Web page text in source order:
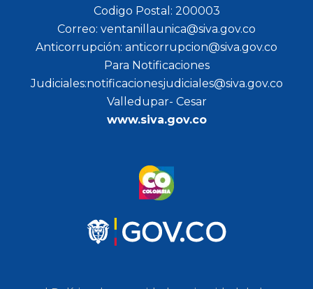
Codigo Postal: 200003
Correo: ventanillaunica@siva.gov.co
Anticorrupción: anticorrupcion@siva.gov.co
Para Notificaciones
Judiciales:notificacionesjudiciales@siva.gov.co
Valledupar- Cesar
www.siva.gov.co